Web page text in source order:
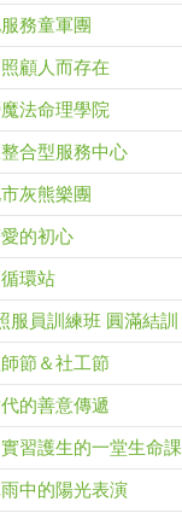
務童軍團
顧人而存在
法命理學院
合型服務中心
灰熊樂團
的初心
環站
服員訓練班 圓滿結訓
節＆社工節
的善意傳遞
習護生的一堂生命課
中的陽光表演